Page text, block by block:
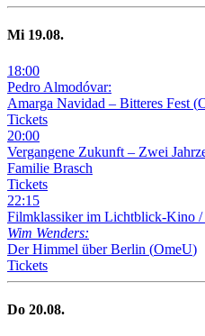
Mi 19.08.
18:00
Pedro Almodóvar:
Amarga Navidad – Bitteres Fest (
Tickets
20:00
Vergangene Zukunft – Zwei
Familie Brasch
Tickets
22:15
Filmklassiker im Lichtblick-Kino /
Wim Wenders:
Der Himmel über Berlin (OmeU)
Tickets
Do 20.08.